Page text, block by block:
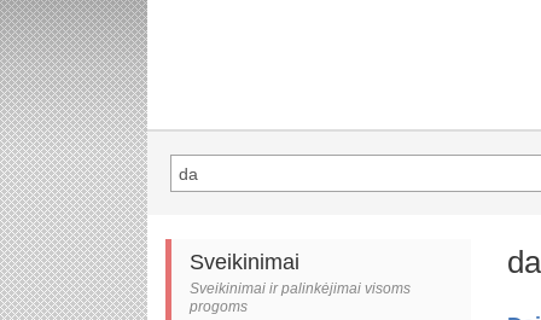
Sveikinimai
Sveikinimai ir palinkėjimai visoms
progoms
da